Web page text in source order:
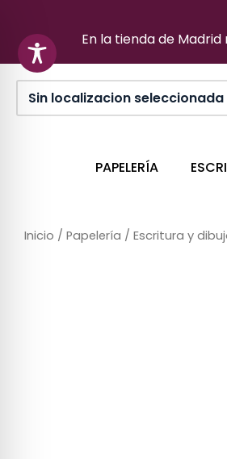
contenido
En la tienda de
PAPELERÍA
Inicio / Papelería / Escritura y